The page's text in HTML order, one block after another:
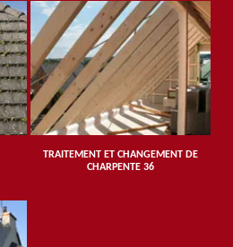
TRAITEMENT ET CHANGEMENT DE
CHARPENTE 36